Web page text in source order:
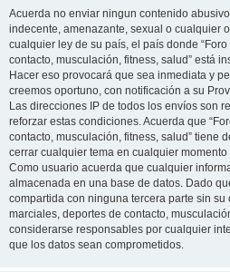
Acuerda no enviar ningun contenido
indecente, amenazante, sexual o cualquier
cualquier ley de su país, el país donde
contacto, musculación, fitness, salud” está
Hacer eso provocará que sea inmediata y
creemos oportuno, con notificación a su
Las direcciones IP de todos los envíos son
reforzar estas condiciones. Acuerda que
contacto, musculación, fitness, salud” tiene
cerrar cualquier tema en cualquier
Como usuario acuerda que cualquier
almacenada en una base de datos. Dado
compartida con ninguna tercera parte sin su
marciales, deportes de contacto,
considerarse responsables por cualquier
que los datos sean comprometidos.